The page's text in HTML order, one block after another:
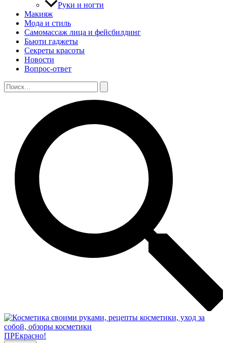
Руки и ногти
Макияж
Мода и стиль
Самомассаж лица и фейсбилдинг
Бьюти гаджеты
Секреты красоты
Новости
Вопрос-ответ
Поиск:
ПРЕкрасно!